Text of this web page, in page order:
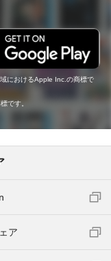
におけるApple Inc.の商標で
です。
ア